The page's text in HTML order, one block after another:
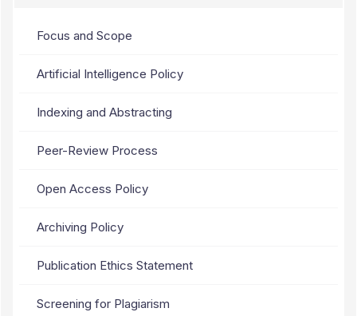
Focus and Scope
Artificial Intelligence Policy
Indexing and Abstracting
Peer-Review Process
Open Access Policy
Archiving Policy
Publication Ethics Statement
Screening for Plagiarism